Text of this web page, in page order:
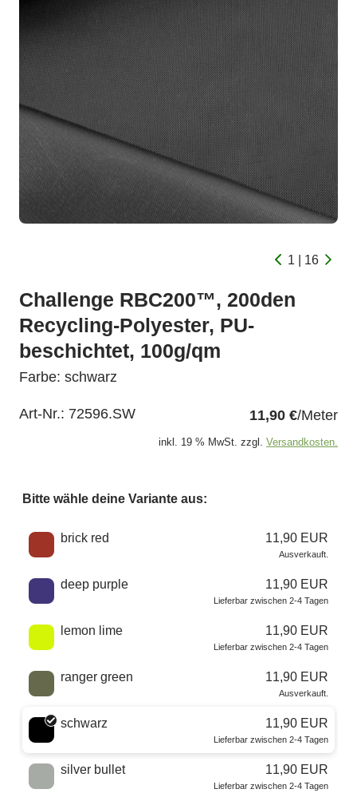
1 | 16
Challenge RBC200™, 200den
Recycling-Polyester, PU-
beschichtet, 100g/qm
Farbe: schwarz
Art-Nr.: 72596.SW 11,90 €/Meter
inkl. 19 % MwSt. zzgl. Versandkosten.
Bitte wähle deine Variante aus:
Wähle eine Farbe
brick red 11,90 EUR
Ausverkauft.
deep purple 11,90 EUR
Lieferbar zwischen 2-4 Tagen
lemon lime 11,90 EUR
Lieferbar zwischen 2-4 Tagen
ranger green 11,90 EUR
Ausverkauft.
schwarz 11,90 EUR
Lieferbar zwischen 2-4 Tagen
silver bullet 11,90 EUR
Lieferbar zwischen 2-4 Tagen